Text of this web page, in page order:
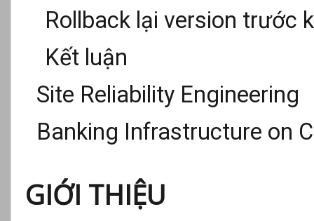
Rollback lại version trước
Kết luận
Site Reliability Engineering
Banking Infrastructure on
GIỚI THIỆU